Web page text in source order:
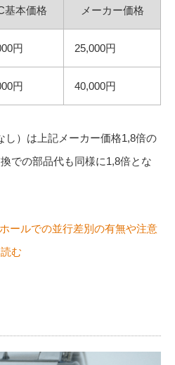
基本価格 メーカー価格
円 25,000円
円 40,000円
）は上記メーカー価格1,8倍の
での部品代も同様に1,8倍とな
ールでの並行差別の有無や注意
む